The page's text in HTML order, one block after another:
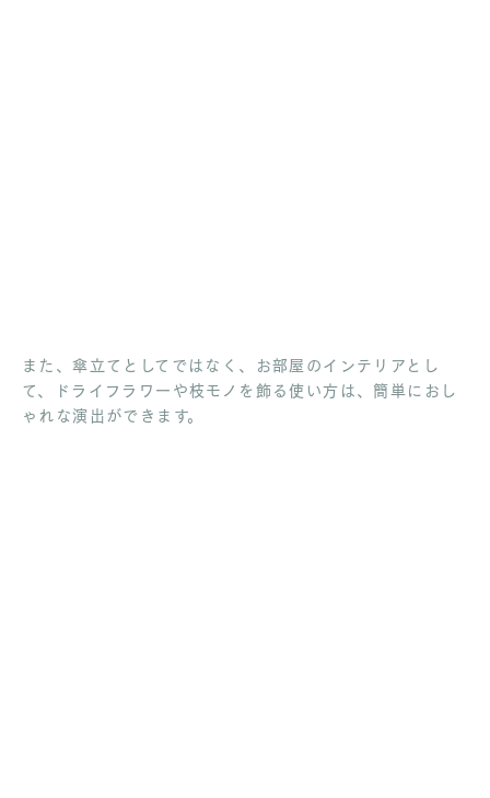
また、傘立てとしてではなく、お部屋のインテリアとし
て、ドライフラワーや枝モノを飾る使い方は、簡単におし
ゃれな演出ができます。